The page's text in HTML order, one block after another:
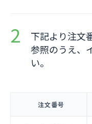
下記より注文
参照のうえ、
い。
注文番号